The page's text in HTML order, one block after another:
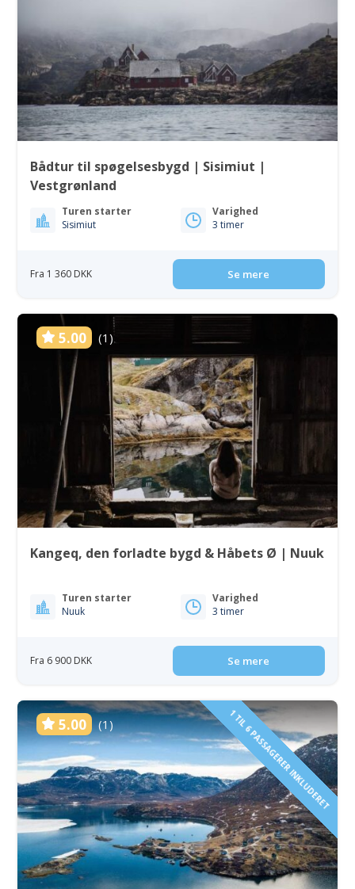
Bådtur til spøgelsesbygd | Sisimiut |
Vestgrønland
Turen starter
Sisimiut
Varighed
3 timer
Fra 1 360 DKK Se mere
5.00 (1)
Kangeq, den forladte bygd & Håbets Ø | Nuuk
Turen starter
Nuuk
Varighed
3 timer
Fra 6 900 DKK Se mere
5.00 (1) 1 TIL 6 PASSAGERER INKLUDERET